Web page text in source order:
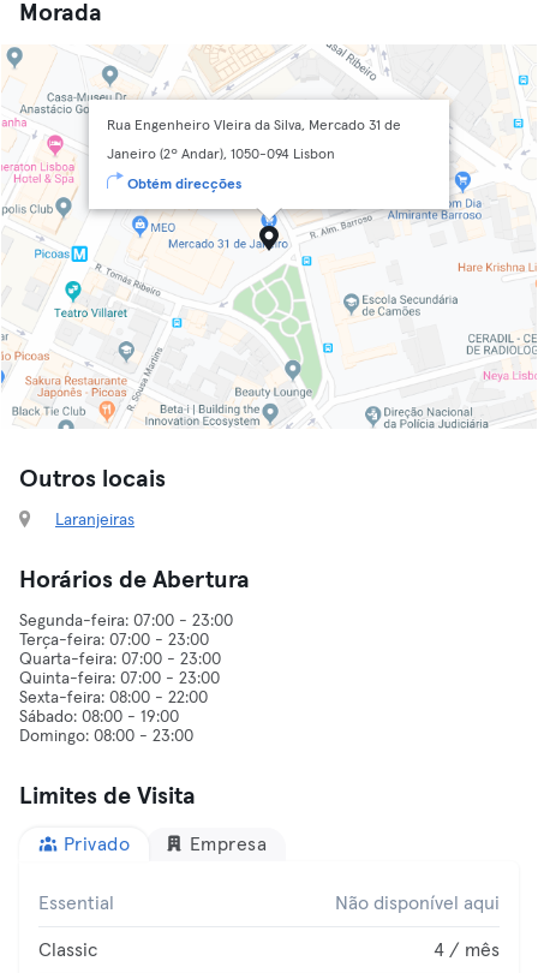
Morada
Rua Engenheiro VIeira da Silva, Mercado 31 de
Janeiro (2º Andar), 1050-094 Lisbon
Obtém direcções
Outros locais
Laranjeiras
Horários de Abertura
Segunda-feira: 07:00 - 23:00
Terça-feira: 07:00 - 23:00
Quarta-feira: 07:00 - 23:00
Quinta-feira: 07:00 - 23:00
Sexta-feira: 08:00 - 22:00
Sábado: 08:00 - 19:00
Limites de Visita
Privado Empresa
Essential Não disponível aqui
Classic 4 / mês